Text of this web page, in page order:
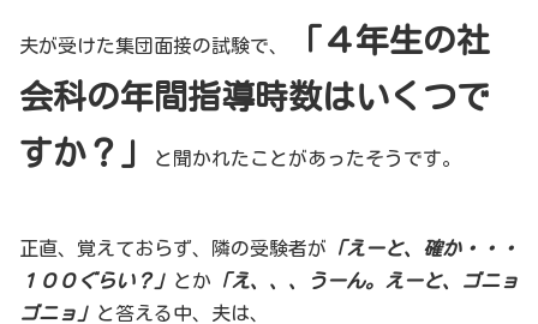
夫が受けた集団面接の試験で、
「４年生の社
会科の年間指導時数はいくつで
すか？」
と聞かれたことがあったそうです。
正直、覚えておらず、隣の受験者が 「えーと、確か・・・
１００ぐらい？」 とか 「え、、、うーん。えーと、ゴニョ
ゴニョ」 と答える中、夫は、